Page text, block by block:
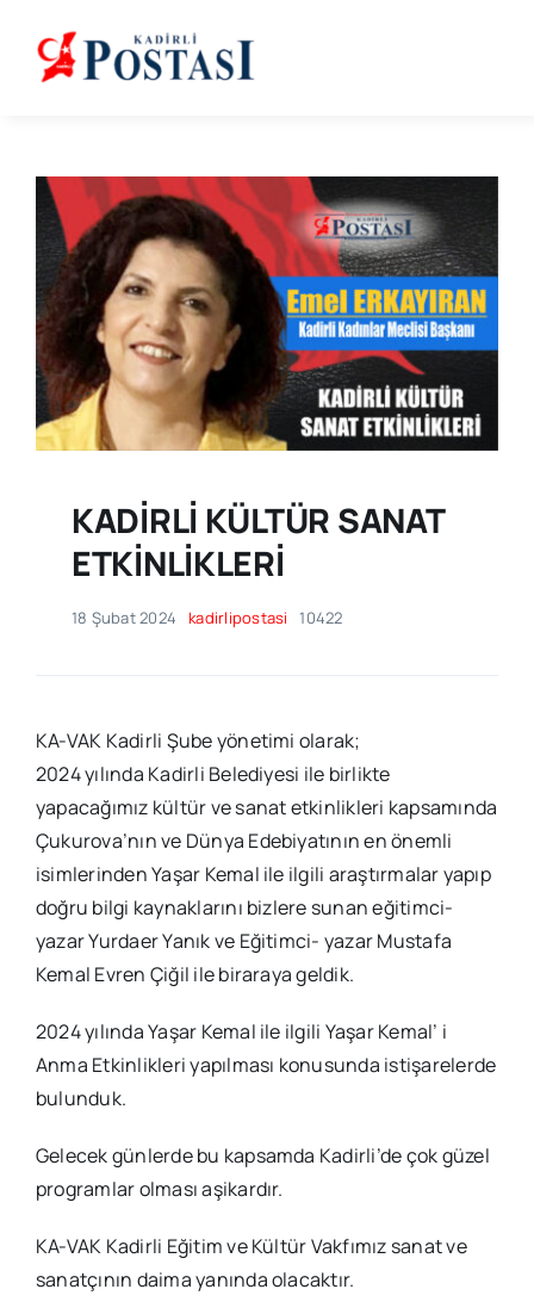
content
KADİRLİ KÜLTÜR SANAT
ETKİNLİKLERİ
18 Şubat 2024 kadirlipostasi 10422
KA-VAK Kadirli Şube yönetimi olarak;
2024 yılında Kadirli Belediyesi ile birlikte
yapacağımız kültür ve sanat etkinlikleri kapsamında
Çukurova’nın ve Dünya Edebiyatının en önemli
isimlerinden Yaşar Kemal ile ilgili araştırmalar yapıp
doğru bilgi kaynaklarını bizlere sunan eğitimci-
yazar Yurdaer Yanık ve Eğitimci- yazar Mustafa
Kemal Evren Çiğil ile biraraya geldik.
2024 yılında Yaşar Kemal ile ilgili Yaşar Kemal’ i
Anma Etkinlikleri yapılması konusunda istişarelerde
bulunduk.
Gelecek günlerde bu kapsamda Kadirli’de çok güzel
programlar olması aşikardır.
KA-VAK Kadirli Eğitim ve Kültür Vakfımız sanat ve
sanatçının daima yanında olacaktır.